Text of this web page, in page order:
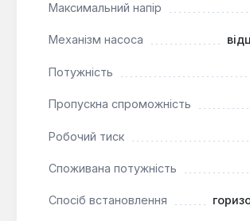
Максимальний напір
Механізм насоса
Потужність
Пропускна спроможність
Робочий тиск
Споживана потужність
Спосіб встановлення